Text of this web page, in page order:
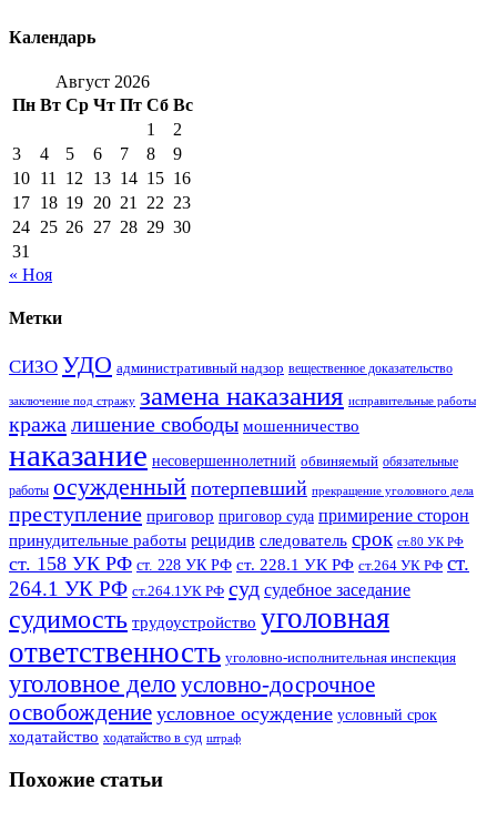
Календарь
Август 2026
Пн Вт Ср Чт Пт Сб Вс
1
2
3
4 5 6 7 8
9
10 11 12 13 14 15 16
17 18 19 20 21 22 23
24 25 26 27 28 29 30
31
« Ноя
Метки
СИЗО УДО административный надзор вещественное доказательство
заключение под стражу замена наказания исправительные работы
кража лишение свободы мошенничество
наказание несовершеннолетний обвиняемый обязательные
работы осужденный потерпевший прекращение уголовного дела
преступление приговор приговор суда примирение сторон
принудительные работы рецидив следователь срок ст.80 УК РФ
ст. 158 УК РФ ст. 228 УК РФ ст. 228.1 УК РФ ст.264 УК РФ ст.
264.1 УК РФ ст.264.1УК РФ суд судебное заседание
судимость трудоустройство уголовная
ответственность уголовно-исполнительная инспекция
уголовное дело условно-досрочное
освобождение условное осуждение условный срок
ходатайство ходатайство в суд штраф
Похожие статьи